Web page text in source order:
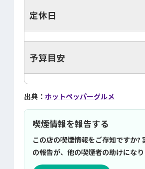
定休日
予算目安
出典： ホットペッパーグルメ
喫煙情報を報告する
この店の喫煙情報をご存知ですか?
の報告が、他の喫煙者の助けになり